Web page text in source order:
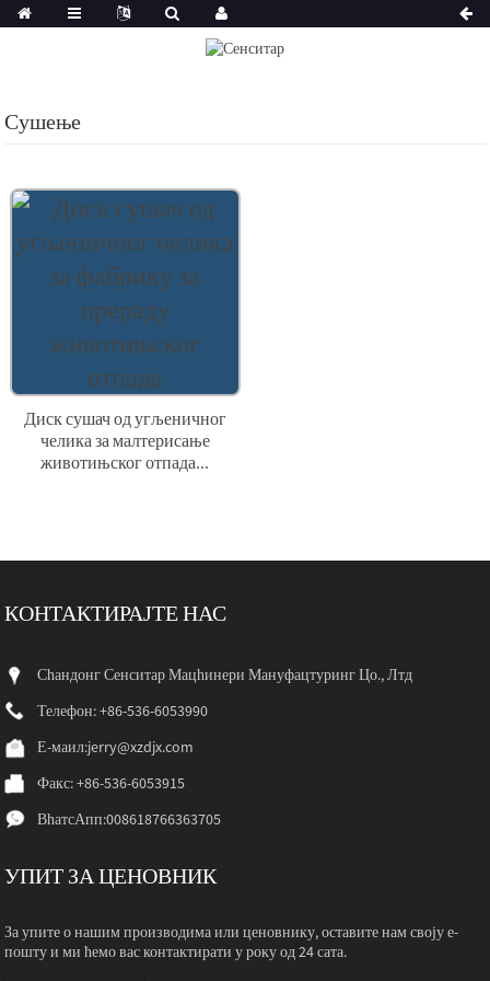
Сушење
Диск сушач од угљеничног
челика за малтерисање
животињског отпада...
КОНТАКТИРАЈТЕ НАС
Сһандонг Сенситар Мацһинери Мануфацтуринг Цо., Лтд
Телефон: +86-536-6053990
Е-маил:jerry@xzdjx.com
Факс: +86-536-6053915
ВһатсАпп:008618766363705
УПИТ ЗА ЦЕНОВНИК
За упите о нашим производима или ценовнику, оставите нам своју е-
пошту и ми ћемо вас контактирати у року од 24 сата.